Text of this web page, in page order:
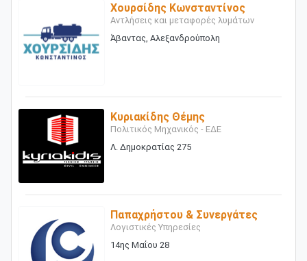
Χουρσίδης Κωνσταντίνος
Αντλήσεις και μεταφορές λυμάτων
Άβαντας, Αλεξανδρούπολη
Κυριακίδης Θέμης
Πολιτικός Μηχανικός - ΕΔΕ
Λ. Δημοκρατίας 275
Παπαχρήστου & Συνεργάτες
Λογιστικές Υπηρεσίες
14ης Μαΐου 28